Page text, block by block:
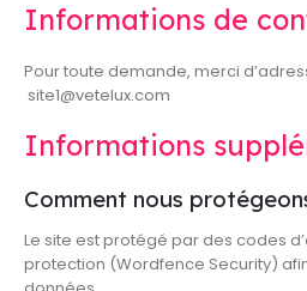
Informations de
Pour toute demande, merci
site1@vetelux.com
Informations
Comment nous
Le site est protégé par des codes
protection (Wordfence Security)